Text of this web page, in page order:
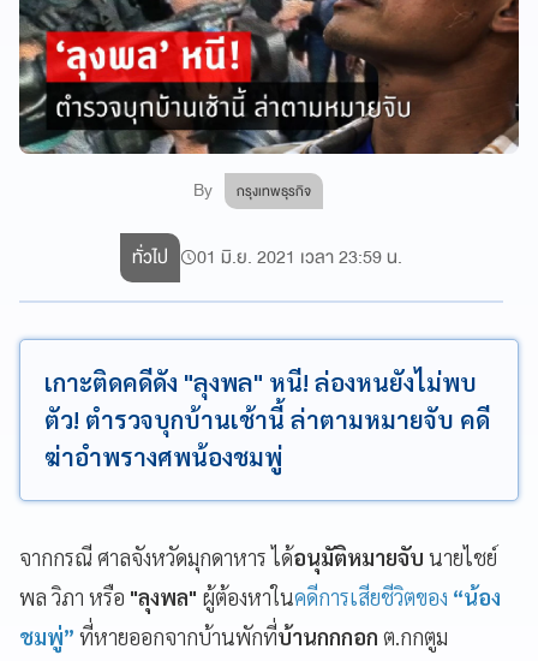
By กรุงเทพธุรกิจ
ทั่วไป 01 มิ.ย. 2021 เวลา 23:59 น.
เกาะติดคดีดัง "ลุงพล" หนี! ล่องหนยังไม่พบ
ตัว! ตำรวจบุกบ้านเช้านี้ ล่าตามหมายจับ คดี
ฆ่าอำพรางศพน้องชมพู่
จากกรณี ศาลจังหวัดมุกดาหาร ได้อนุมัติหมายจับ นายไชย์
พล วิภา หรือ "ลุงพล" ผู้ต้องหาในคดีการเสียชีวิตของ “น้อง
ชมพู่” ที่หายออกจากบ้านพักที่บ้านกกกอก ต.กกตูม